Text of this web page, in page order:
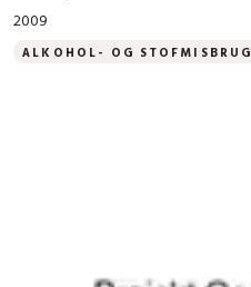
2009
ALKOHOL- OG STOFMISBRUG